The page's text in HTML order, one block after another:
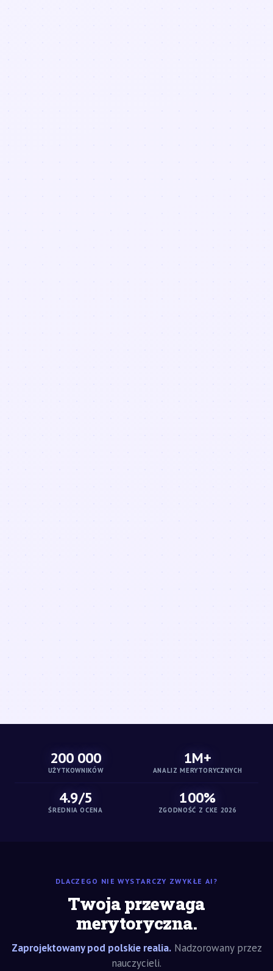
200 000
UŻYTKOWNIKÓW
1M+
ANALIZ MERYTORYCZNYCH
4.9/5
ŚREDNIA OCENA
100%
ZGODNOŚĆ Z CKE 2026
DLACZEGO NIE WYSTARCZY ZWYKŁE AI?
Twoja przewaga
merytoryczna.
Zaprojektowany pod polskie realia.Nadzorowany przez
nauczycieli.